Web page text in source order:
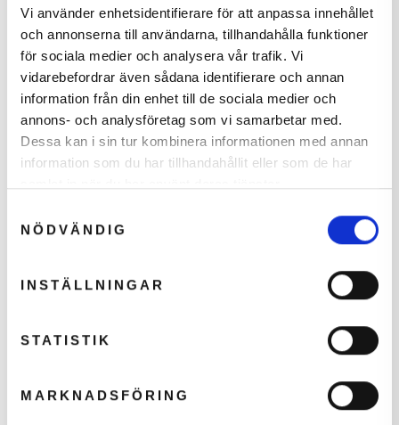
Vi använder enhetsidentifierare för att anpassa innehållet
och annonserna till användarna, tillhandahålla funktioner
för sociala medier och analysera vår trafik. Vi
vidarebefordrar även sådana identifierare och annan
information från din enhet till de sociala medier och
annons- och analysföretag som vi samarbetar med.
Dessa kan i sin tur kombinera informationen med annan
information som du har tillhandahållit eller som de har
NÖDVÄNDIG
INSTÄLLNINGAR
STATISTIK
MARKNADSFÖRING
Rotation i overkroppen og skuldrene
Forbered med dit bagerste ben og tå
Skub dig frem i mod bolden
Kontakt med bolden lige foran din egen
krop
Før battet igennem
baghånd, samt h
vilke bolde du skal være